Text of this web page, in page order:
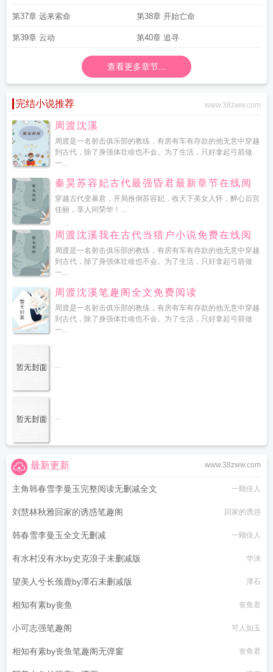
第37章 远来索命 第38章 开始亡命
第39章 云动 第40章 追寻
查看更多章节...
完结小说推荐 www.38zww.com
周渡沈溪
周渡是一名射击俱乐部的教练，有房有车有存款的他无意中穿越
到古代，除了身强体壮啥也不会。为了生活，只好拿起弓箭做
一...
秦昊苏容妃古代最强昏君最新章节在线阅
读
穿越古代变暴君，开局推倒苏容妃，收天下美女入怀，醉心后宫
佳丽，享人间荣华！...
周渡沈溪我在古代当猎户小说免费在线阅
读
周渡是一名射击俱乐部的教练，有房有车有存款的他无意中穿越
到古代，除了身强体壮啥也不会。为了生活，只好拿起弓箭做
一...
周渡沈溪笔趣阁全文免费阅读
周渡是一名射击俱乐部的教练，有房有车有存款的他无意中穿越
到古代，除了身强体壮啥也不会。为了生活，只好拿起弓箭做
一...
...
...
www.38zww.com
最新更新
主角韩春雪李曼玉完整阅读无删减全文 一顾佳人
刘慧林秋雅回家的诱惑笔趣阁 回家的诱惑
韩春雪李曼玉全文无删减 一顾佳人
有水村没有水by史克浪子未删减版 华泱
望美人兮长颈鹿by潭石未删减版 潭石
相知有素by丧鱼 丧鱼君
小可志强笔趣阁 可人如玉
相知有素by丧鱼笔趣阁无弹窗 丧鱼君